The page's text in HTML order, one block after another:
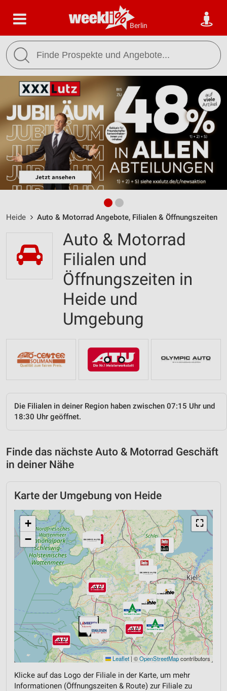
Berlin
Heide Auto & Motorrad Angebote, Filialen & Öffnungszeiten
Auto & Motorrad
Filialen und
Öffnungszeiten in
Heide und
Umgebung
Die Filialen in deiner Region haben zwischen 07:15 Uhr und
18:30 Uhr geöffnet.
Finde das nächste Auto & Motorrad Geschäft
in deiner Nähe
Karte der Umgebung von Heide
⛶
+
−
Leaflet | ©OpenStreetMapcontributors
Klicke auf das Logo der Filiale in der Karte, um mehr
Informationen (Öffnungszeiten & Route) zur Filiale zu